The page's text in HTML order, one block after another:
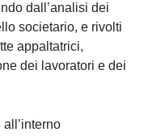
dall’analisi dei
societario, e rivolti
appaltatrici,
dei lavoratori e dei
all’interno